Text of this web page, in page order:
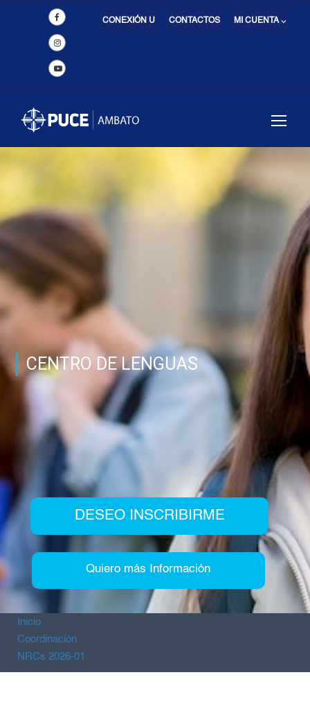
MI CUENTA ⌵
CONTACTOS
CONEXIÓN U
CENTRO DE LENGUAS
DESEO INSCRIBIRME
Quiero más Información
Inicio
Coordinación
NRCs 2026-01